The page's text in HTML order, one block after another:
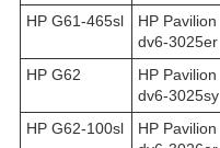
HP G61-465sl
HP Pavilion
dv6-3025er
HP G62
HP Pavilion
dv6-3025sy
HP G62-100sl
HP Pavilion